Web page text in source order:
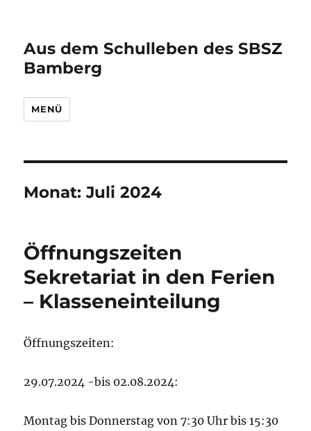
Aus dem Schulleben des SBSZ
Bamberg
MENÜ
Monat:Juli 2024
Öffnungszeiten
Sekretariat in den Ferien
– Klasseneinteilung
Öffnungszeiten:
29.07.2024 -bis 02.08.2024:
Montag bis Donnerstag von 7:30 Uhr bis 15:30